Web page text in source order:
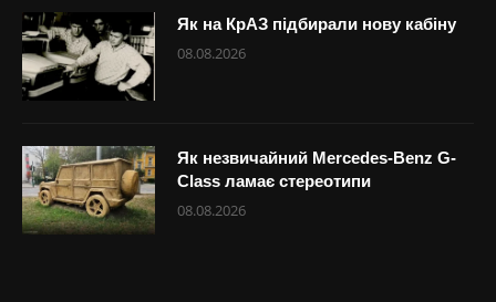
Як на КрАЗ підбирали нову кабіну
08.08.2026
Як незвичайний Mercedes-Benz G-
Class ламає стереотипи
08.08.2026